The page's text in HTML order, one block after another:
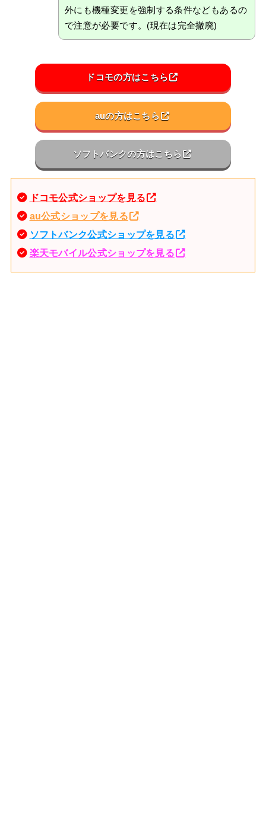
外にも機種変更を強制する条件などもあるの
で注意が必要です。(現在は完全撤廃)
ドコモの方はこちら
auの方はこちら
ソフトバンクの方はこちら
ドコモ公式ショップを見る
au公式ショップを見る
ソフトバンク公式ショップを見る
楽天モバイル公式ショップを見る